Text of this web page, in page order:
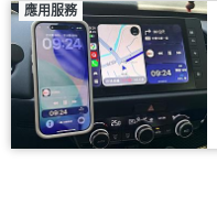
應用服務